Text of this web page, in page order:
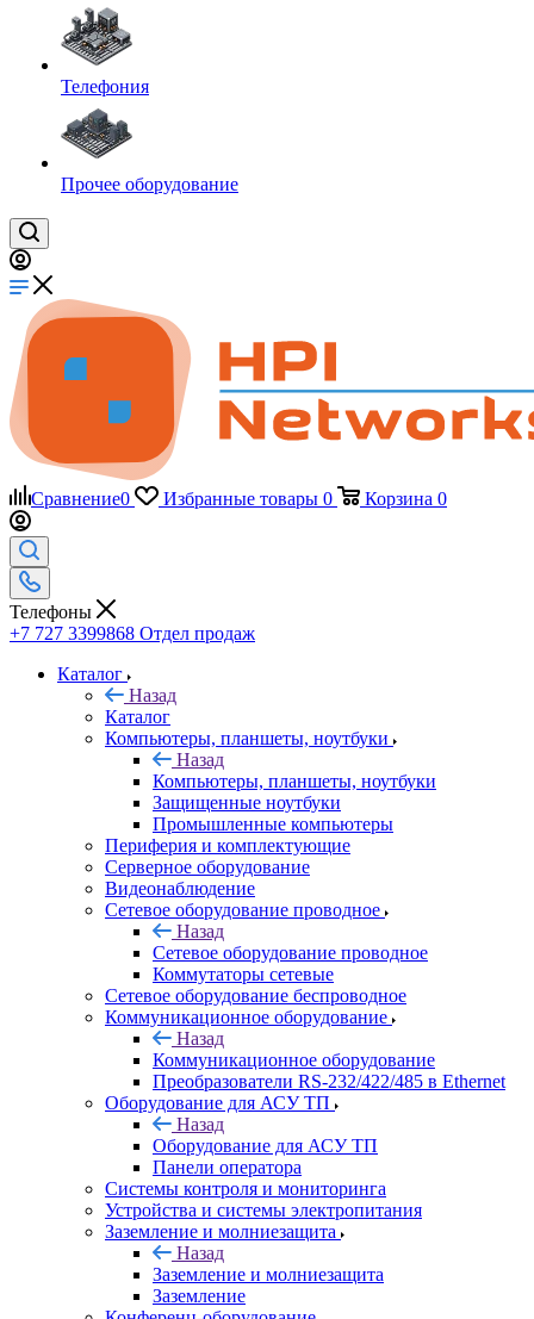
Телефония
Прочее оборудование
Сравнение0 Избранные товары 0 Корзина 0
Телефоны
+7 727 3399868 Отдел продаж
Каталог
Назад
Каталог
Компьютеры, планшеты, ноутбуки
Назад
Компьютеры, планшеты, ноутбуки
Защищенные ноутбуки
Промышленные компьютеры
Периферия и комплектующие
Серверное оборудование
Видеонаблюдение
Сетевое оборудование проводное
Назад
Сетевое оборудование проводное
Коммутаторы сетевые
Сетевое оборудование беспроводное
Коммуникационное оборудование
Назад
Коммуникационное оборудование
Преобразователи RS-232/422/485 в Ethernet
Оборудование для АСУ ТП
Назад
Оборудование для АСУ ТП
Панели оператора
Системы контроля и мониторинга
Устройства и системы электропитания
Заземление и молниезащита
Назад
Заземление и молниезащита
Заземление